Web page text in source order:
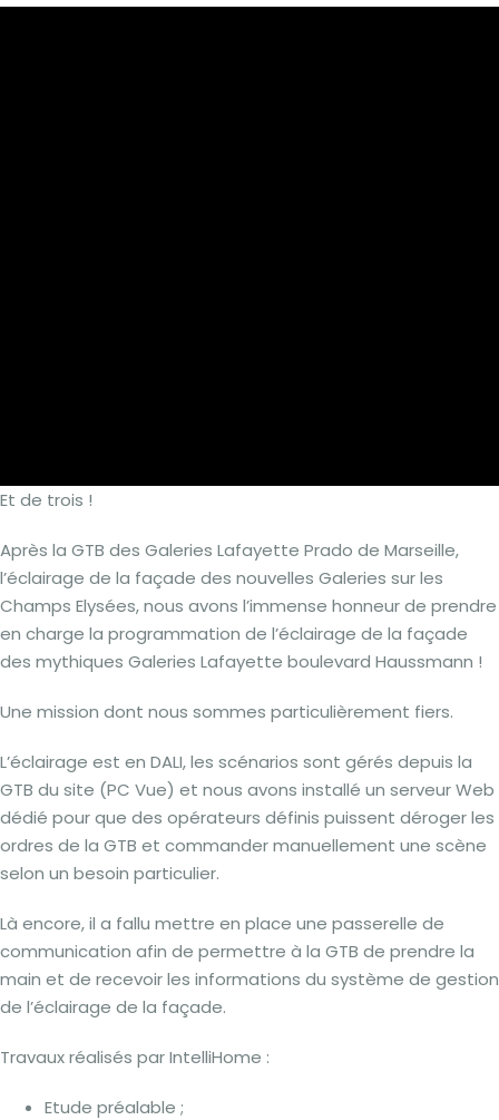
Et de trois !
Après la GTB des Galeries Lafayette Prado de Marseille,
l’éclairage de la façade des nouvelles Galeries sur les
Champs Elysées, nous avons l’immense honneur de prendre
en charge la programmation de l’éclairage de la façade
des mythiques Galeries Lafayette boulevard Haussmann !
Une mission dont nous sommes particulièrement fiers.
L’éclairage est en DALI, les scénarios sont gérés depuis la
GTB du site (PC Vue) et nous avons installé un serveur Web
dédié pour que des opérateurs définis puissent déroger les
ordres de la GTB et commander manuellement une scène
selon un besoin particulier.
Là encore, il a fallu mettre en place une passerelle de
communication afin de permettre à la GTB de prendre la
main et de recevoir les informations du système de gestion
de l’éclairage de la façade.
Travaux réalisés par IntelliHome :
Etude préalable ;